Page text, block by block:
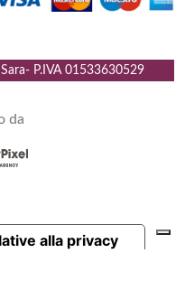
- P.IVA 01533630529
da
alla privacy